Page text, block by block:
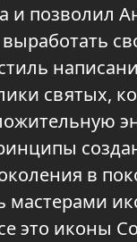
и позволил
святых,
в
мастерами
это иконы